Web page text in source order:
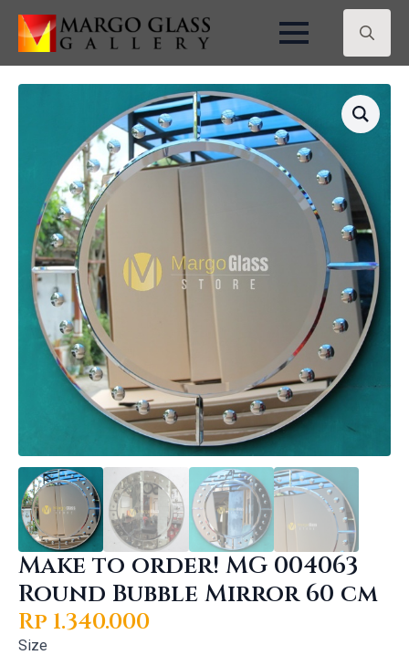
Search
for:
Make to order! MG 004063
Round Bubble Mirror 60 cm
Rp 1.340.000
Size